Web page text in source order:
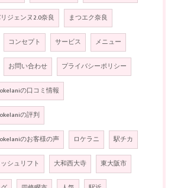
ジェンヌ2.0奈良 まつエク奈良
コンセプト サービス メニュー
お問い合わせ プライバシーポリシー
の口コミ情報
の評判
のお客様の声 ロケラニ 駅チカ
シュリフト 大和西大寺 東大阪市